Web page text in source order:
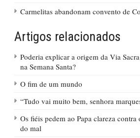
Carmelitas abandonam convento de
Artigos relacionados
Poderia explicar a origem da Via
na Semana Santa?
O fim de um mundo
“Tudo vai muito bem, senhora
Os fiéis pedem ao Papa clareza contra
do mal